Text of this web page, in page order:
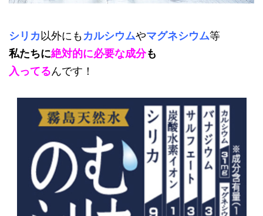
シリカ以外にもカルシウムやマグネシウム等
私たちに絶対的に必要な成分も
入ってるんです！